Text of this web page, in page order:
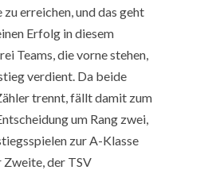
erreichen, und das geht
Erfolg in diesem
Teams, die vorne stehen,
verdient. Da beide
trennt, fällt damit zum
um Rang zwei,
zur A-Klasse
der TSV